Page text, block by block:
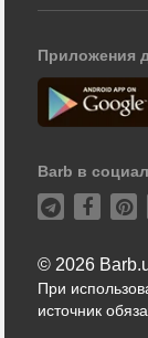
Приложения
Barb в
© 2026
При
источник